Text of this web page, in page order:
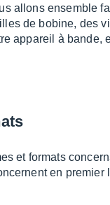
allons ensemble
de bobine, des
appa­reil à bande,
et formats
en premier